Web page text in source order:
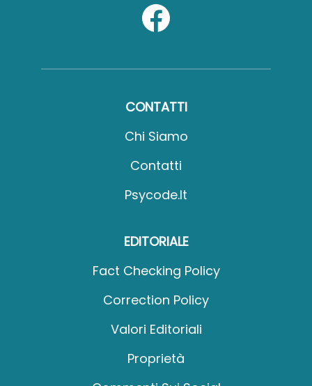
CONTATTI
Chi Siamo
Contatti
Psycode.it
EDITORIALE
Fact Checking Policy
Correction Policy
Valori Editoriali
Proprietà